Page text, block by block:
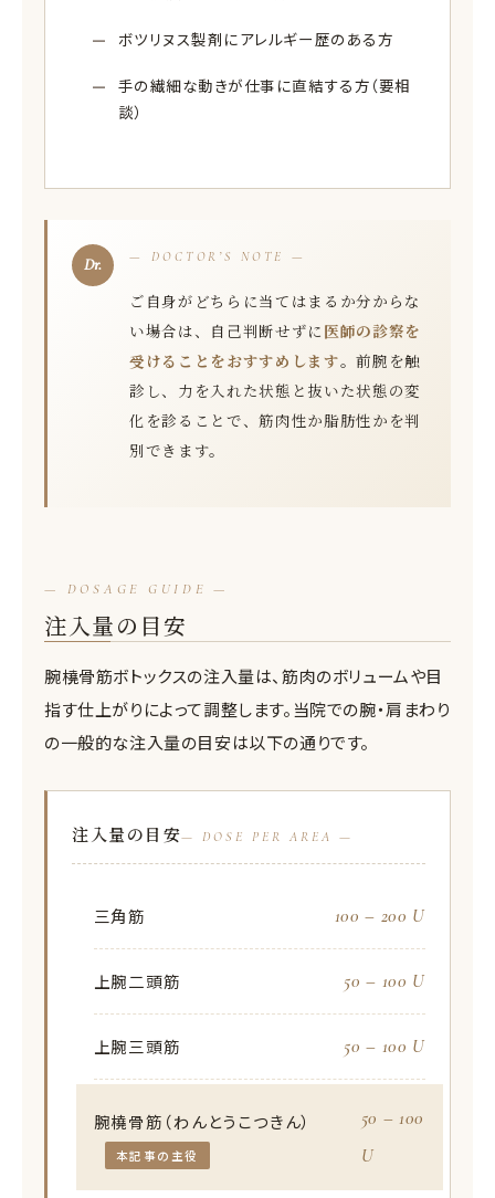
ボツリヌス製剤にアレルギー歴のある方
手の繊細な動きが仕事に直結する方（要相
談）
— DOCTOR’S NOTE —
ご自身がどちらに当てはまるか分からな
い場合は、自己判断せずに 医師の診察を
受けることをおすすめします。前腕を触
診し、力を入れた状態と抜いた状態の変
化を診ることで、筋肉性か脂肪性かを判
別できます。
— DOSAGE GUIDE —
注入量の目安
腕橈骨筋ボトックスの注入量は、筋肉のボリュームや目
指す仕上がりによって調整します。当院での腕・肩まわり
の一般的な注入量の目安は以下の通りです。
注入量の目安— DOSE PER AREA —
三角筋 100 – 200 U
上腕二頭筋 50 – 100 U
上腕三頭筋 50 – 100 U
腕橈骨筋（わんとうこつきん）
本記事の主役
50 – 100
U